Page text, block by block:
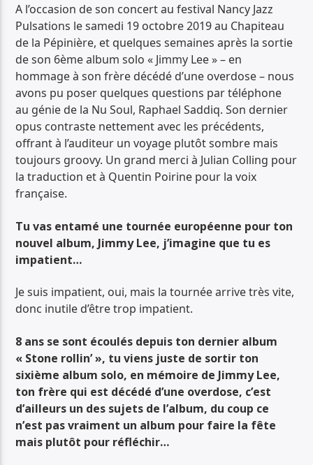
Radio Déclic
A l’occasion de son concert au festival Nancy Jazz
Pulsations le samedi 19 octobre 2019 au Chapiteau
de la Pépinière, et quelques semaines après la sortie
de son 6ème album solo « Jimmy Lee » – en
hommage à son frère décédé d’une overdose – nous
avons pu poser quelques questions par téléphone
au génie de la Nu Soul, Raphael Saddiq. Son dernier
opus contraste nettement avec les précédents,
offrant à l’auditeur un voyage plutôt sombre mais
toujours groovy. Un grand merci à Julian Colling pour
la traduction et à Quentin Poirine pour la voix
française.
Tu vas entamé une tournée européenne pour ton
nouvel album, Jimmy Lee, j’imagine que tu es
impatient…
Je suis impatient, oui, mais la tournée arrive très vite,
donc inutile d’être trop impatient.
8 ans se sont écoulés depuis ton dernier album
« Stone rollin’ », tu viens juste de sortir ton
sixième album solo, en mémoire de Jimmy Lee,
ton frère qui est décédé d’une overdose, c’est
d’ailleurs un des sujets de l’album, du coup ce
n’est pas vraiment un album pour faire la fête
mais plutôt pour réfléchir…